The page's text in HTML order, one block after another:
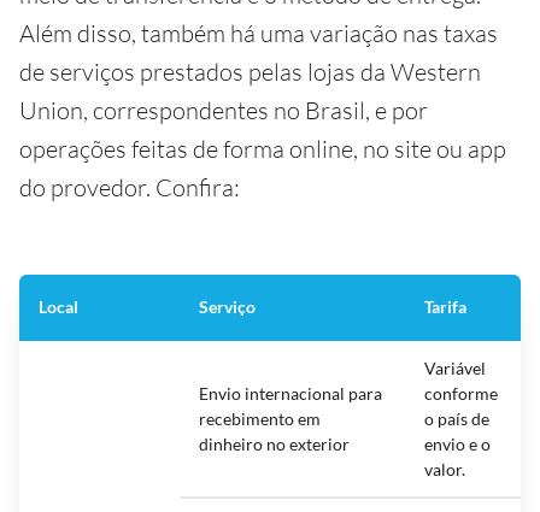
Além disso, também há uma variação nas taxas
de serviços prestados pelas lojas da Western
Union, correspondentes no Brasil, e por
operações feitas de forma online, no site ou app
do provedor. Confira:
Local Serviço Tarifa
Envio internacional para
recebimento em
dinheiro no exterior
Variável
conforme
o país de
envio e o
valor.